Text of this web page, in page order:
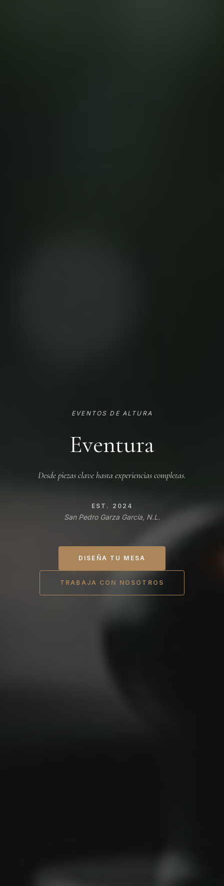
EVENTOS DE ALTURA
Eventura
Desde piezas clave hasta experiencias completas.
EST. 2024
San Pedro Garza García, N.L.
DISEÑA TU MESA
TRABAJA CON NOSOTROS